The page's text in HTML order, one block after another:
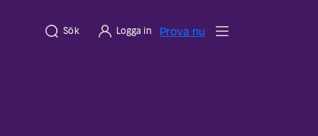
Sök Logga in Prova nu